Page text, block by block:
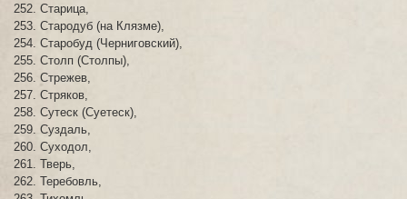
Старица,
Стародуб (на Клязме),
Старобуд (Черниговский),
Столп (Столпы),
Стрежев,
Стряков,
Сутеск (Суетеск),
Суздаль,
Суходол,
Тверь,
Теребовль,